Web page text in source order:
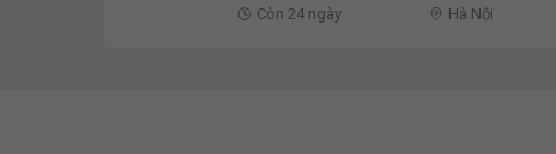
Còn 24 ngày
Hà Nội